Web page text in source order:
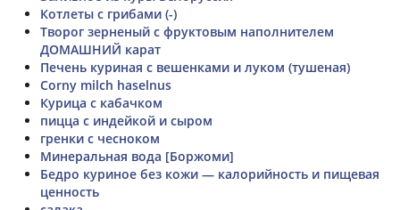
Котлеты с грибами (-)
Творог зерненый с фруктовым наполнителем
ДОМАШНИЙ карат
Печень куриная с вешенками и луком (тушеная)
Corny milch haselnus
Курица с кабачком
пицца с индейкой и сыром
гренки с чесноком
Минеральная вода [Боржоми]
Бедро куриное без кожи — калорийность и пищевая
ценность